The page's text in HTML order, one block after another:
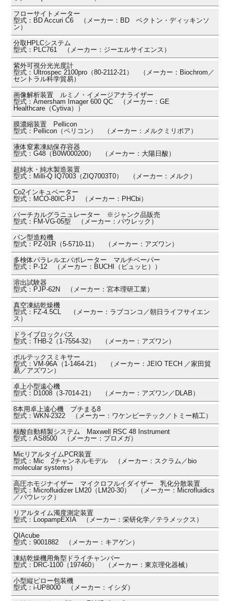
フローサイトメーター
型式：BD Accuri C6 （メーカー：BD ベクトン・ディッキンソ
ン）
分取HPLCシステム
型式：PLC761 （メーカー：ジーエルサイエンス）
紫外可視分光光度計
型式：Ultrospec 2100pro（80-2112-21） （メーカー：Biochrom／
セントラル科学貿易）
画像解析装置 ルミノ・イメージアナライザー
型式：Amersham Imager 600 QC （メーカー：GE
Healthcare（Cytiva））
膜濃縮装置 Pellicon
型式：Pellicon（ペリコン） （メーカー：メルクミリポア）
液体窒素凍結保存容器
型式：G48（B0W000200） （メーカー：大陽日酸）
超純水・純水製造装置
型式：Milli-Q IQ7003（ZIQ7003T0） （メーカー：メルク）
Co2インキュベーター
型式：MCO-80IC-PJ （メーカー：PHCbi）
バーチカルグラニュレーター ※ジャンク品販売
型式：FM-VG-05型 （メーカー：パウレック）
パン型造粒機
型式：PZ-01R（5-5710-11） （メーカー：アズワン）
多検体パラレルエバポレーター マルチベーパー
型式：P-12 （メーカー：BUCHI（ビュッヒ））
溶出試験器
型式：PJP-62N （メーカー：宮本理研工業）
真空凍結乾燥機
型式：FZ-4.5CL （メーカー：ラブコンコ／朝日ライフサイエン
ス）
ドライブロックバス
型式：THB-2（1-7554-32） （メーカー：アズワン）
ボルテックスミキサー
型式：VM-96A（1-1464-21） （メーカー：JEIO TECH ／家田貿
易／アズワン）
卓上小型遠心機
型式：D1008（3-7014-21） （メーカー：アズワン／DLAB）
8本用卓上遠心機 プチまる8
型式：WKN-2322 （メーカー：ワケンビーテック／トミー精工）
核酸自動精製システム Maxwell RSC 48 Instrument
型式：AS8500 （メーカー：プロメガ）
MicリアルタイムPCR装置
型式：Mic 2チャンネルモデル （メーカー：スクラム／bio
molecular systems）
高圧ホモジナイザー マイクロフルイダイザー 乳化分散装置
型式：Microfluidizer LM20（LM20-30） （メーカー：Microfluidics
／パウレック）
リアルタイム濁度測定装置
型式：LoopampEXIA （メーカー：栄研化学／テラメックス）
QIAcube
型式：9001882 （メーカー：キアゲン）
凍結乾燥機用角型ドライチャンバー
型式：DRC-1100（197460） （メーカー：東京理化器械）
小型縦ピロー包装機
型式：i-UP8000 （メーカー：イシダ）